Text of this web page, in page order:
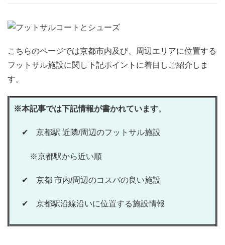
こちらのページでは京都市内及び、周辺エリアに位置する
フットサル施設に関し下記ポイントに着目しご紹介しま
す。
※本記事では下記情報が書かれています。
✔ 京都駅 近隣/周辺のフットサル施設
※京都駅から近い順
✔ 京都 市内/周辺のコスパの良い施設
✔ 京都駅沿線沿いに位置する施設情報